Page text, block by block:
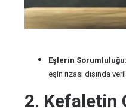
Eşlerin Sorumluluğu:
eşin rızası dışında
2. Kefaletin